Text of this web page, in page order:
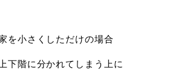
を小さくしただけの場合
下階に分かれてしまう上に